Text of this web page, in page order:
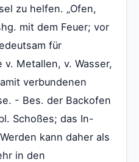
zu helfen. „Ofen,
mit dem Feuer; vor
für
Metallen, v. Wasser,
verbundenen
- Bes. der Backofen
Schoßes; das In-
kann daher als
in den